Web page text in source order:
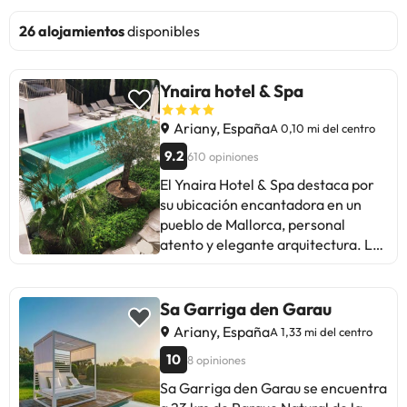
26 alojamientosdisponibles
Ynaira hotel & Spa
Ariany, EspañaA 0,10 mi del centro
9.2 610 opiniones
El Ynaira Hotel & Spa destaca por
su ubicación encantadora en un
pueblo de Mallorca, personal
atento y elegante arquitectura. Los
sugieren mejorar la variedad del
desayuno y la calidad del spa. En
general, la experiencia es positiva,
con personal amable y
habitaciones hermosas. Ideal para
Sa Garriga den Garau
Ariany, EspañaA 1,33 mi del centro
10 8 opiniones
Sa Garriga den Garau se encuentra